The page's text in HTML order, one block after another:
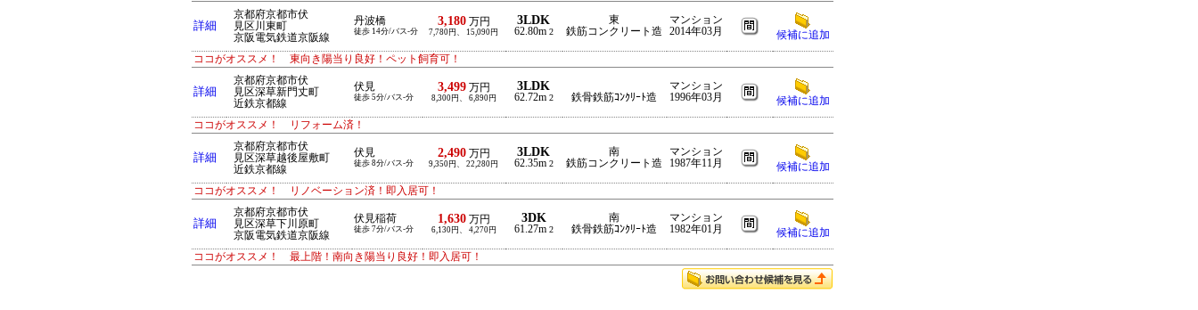
詳細
京都府京都市伏
見区川東町
京阪電気鉄道京阪線
丹波橋
徒歩 14分/バス-分
3,180万円
7,780円、 15,090円
3LDK
62.80m 2
東
鉄筋コンクリート造
マンション
2014年03月
候補に追加
ココがオススメ！ 東向き陽当り良好！ペット飼育可！
詳細
京都府京都市伏
見区深草新門丈町
近鉄京都線
伏見
徒歩 5分/バス-分
3,499万円
8,300円、 6,890円
3LDK
62.72m 2 鉄骨鉄筋ｺﾝｸﾘｰﾄ造
マンション
1996年03月
候補に追加
ココがオススメ！ リフォーム済！
詳細
京都府京都市伏
見区深草越後屋敷町
近鉄京都線
伏見
徒歩 8分/バス-分
2,490万円
9,350円、 22,280円
3LDK
62.35m 2
南
鉄筋コンクリート造
マンション
1987年11月
候補に追加
ココがオススメ！ リノベーション済！即入居可！
詳細
京都府京都市伏
見区深草下川原町
京阪電気鉄道京阪線
伏見稲荷
徒歩 7分/バス-分
1,630万円
6,130円、 4,270円
3DK
61.27m 2
南
鉄骨鉄筋ｺﾝｸﾘｰﾄ造
マンション
1982年01月
候補に追加
ココがオススメ！ 最上階！南向き陽当り良好！即入居可！